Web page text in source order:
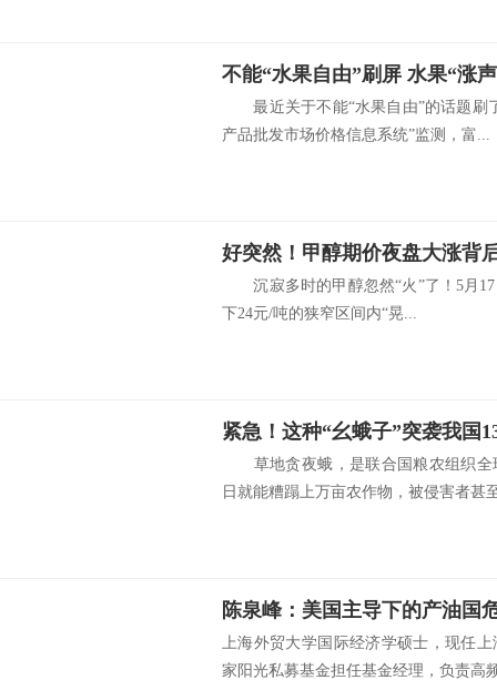
不能“水果自由”刷屏 水果“涨
最近关于不能“水果自由”的话题
产品批发市场价格信息系统”监测，富...
好突然！甲醇期价夜盘大涨背
沉寂多时的甲醇忽然“火”了！5月17
下24元/吨的狭窄区间内“晃...
草地贪夜蛾，是联合国粮农组织全
日就能糟蹋上万亩农作物，被侵害者甚
上海外贸大学国际经济学硕士，现任
家阳光私募基金担任基金经理，负责高